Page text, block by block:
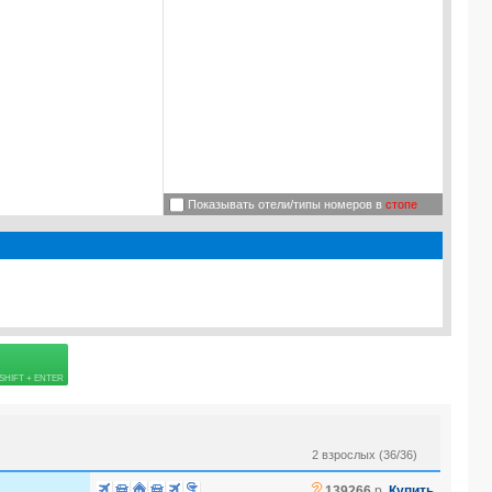
Показывать отели/типы номеров в стопе
2 взрослых (36/36)